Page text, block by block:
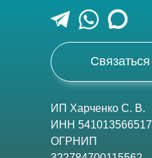
ИП Харченко С. В.
ИНН 541013566517
ОГРНИП
Связаться